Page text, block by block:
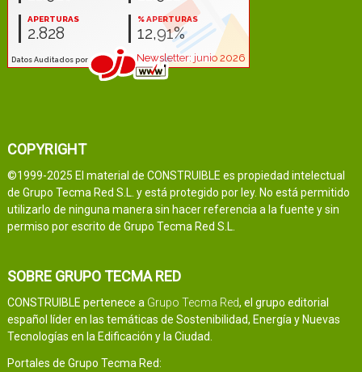
COPYRIGHT
©1999-2025 El material de CONSTRUIBLE es propiedad intelectual
de Grupo Tecma Red S.L. y está protegido por ley. No está permitido
utilizarlo de ninguna manera sin hacer referencia a la fuente y sin
permiso por escrito de Grupo Tecma Red S.L.
SOBRE GRUPO TECMA RED
CONSTRUIBLE pertenece a Grupo Tecma Red, el grupo editorial
español líder en las temáticas de Sostenibilidad, Energía y Nuevas
Tecnologías en la Edificación y la Ciudad.
Portales de Grupo Tecma Red: